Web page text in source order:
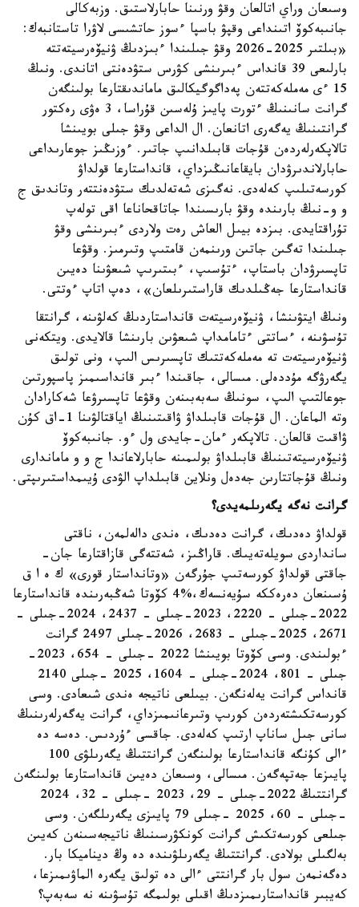
وسىعان وراي اتالعان وقۋ ورنىنا حابارلاستىق. وزبەكالى
جانىبەكوۆ اتىنداعى وقپۋ باسپا ءسوز حاتشىسى لاۋرا تاستانبەك:
«بىلتىر 2025-2026 وقۋ جىلىندا ءبىزدىڭ ۋنيۆەرسيتەتتە
بارلىعى 39 قانداس ءبىرىنشى كۋرس ستۋدەنتى اتاندى. ونىڭ
15 ءى مەملەكەتتەن پەداگوگيكالىق ماماندىقتارعا بولىنگەن
گرانت سانىنىڭ ءتورت پايىز ۇلەسىن قۇراسا، 3 ەۋى رەكتور
گرانتىنىڭ يەگەرى اتانعان. ال الداعى وقۋ جىلى بويىنشا
تالاپكەرلەردەن قۇجات قابىلدانىپ جاتىر. ءوزىڭىز جوعارىداعى
حابارلاندىرۋدان بايقاعانىڭىزداي، قانداستارعا قولداۋ
كورسەتىلىپ كەلەدى. نەگىزى شەتەلدىك ستۋدەنتتەر وتاندىق ج
و و-نىڭ بارىندە وقۋ بارىسىندا جاتاقحاناعا اقى تولەپ
تۇراقتايدى. بىزدە بيىل العاش رەت ولاردى ءبىرىنشى وقۋ
جىلىندا تەگىن جاتىن ورىنمەن قامتىپ وتىرمىز. وقۋعا
تاپسىرۋدان باستاپ، ءتۇسىپ، ءبىتىرىپ شىعۋىنا دەيىن
قانداستارعا جەڭىلدىك قاراستىرىلعان»، دەپ اتاپ ءوتتى.
ونىڭ ايتۋىنشا، ۋنيۆەرسيتەت قانداستاردىڭ كەلۋىنە، گرانتقا
تۇسۋىنە، ءساتتى ءتامامداپ شىعۋىن بارىنشا قالايدى. ويتكەنى
ۋنيۆەرسيتەت تە مەملەكەتتىك تاپسىرىس الىپ، ونى تولىق
يگەرۋگە مۇددەلى. مىسالى، جاقىندا ءبىر قانداسىمىز پاسپورتىن
جوعالتىپ الىپ، سونىڭ سەبەبىنەن وقۋعا تاپسىرۋعا شەكارادان
وتە الماعان. ال قۇجات قابىلداۋ ۋاقىتىنىڭ اياقتالۋىنا 1-اق كۇن
ۋاقىت قالعان. تالاپكەر ءمان-جايدى ول ءو. جانىبەكوۆ
ۋنيۆەرسيتەتىنىڭ قابىلداۋ بولىمىنە حابارلاعاندا ج و و ماماندارى
ونىڭ قۇجاتتارىن جەدەل ونلاين قابىلداپ الۋدى ۇيىمداستىرىپتى.
گرانت نەگە يگەرىلمەيدى؟
قولداۋ دەدىك، گرانت دەدىك، ەندى دالەلمەن، ناقتى
سانداردى سويلەتەيىك. قاراڭىز، شەتتەگى قازاقتارعا جان-
جاقتى قولداۋ كورسەتىپ جۇرگەن «وتانداستار قورى» ك ە ا ق
ۇسىنعان دەرەككە سۇيەنسەك،%4 كۆوتا شەڭبەرىندە قانداستارعا
2022-جىلى – 2220، 2023-جىلى – 2437، 2024-جىلى –
2671، 2025-جىلى – 2683، 2026-جىلى 2497 گرانت
ءبولىندى. وسى كۆوتا بويىنشا 2022 -جىلى – 654، 2023-
جىلى – 801، 2024-جىلى – 1604، 2025 -جىلى 2140
قانداس گرانت يەلەنگەن. بيىلعى ناتيجە ەندى شىعادى. وسى
كورسەتكىشتەردەن كورىپ وتىرعانىمىزداي، گرانت يەگەرلەرىنىڭ
سانى جىل ساناپ ارتىپ كەلەدى. جاقسى ءۇردىس. دەسە دە
ءالى كۇنگە قانداستارعا بولىنگەن گرانتتىڭ يگەرىلۋى 100
پايىزعا جەتپەگەن. مىسالى، وسىعان دەيىن قانداستارعا بولىنگەن
گرانتتىڭ 2022-جىلى – 29، 2023 -جىلى – 32، 2024
-جىلى – 60، 2025 -جىلى 79 پايىزى يگەرىلگەن. وسى
جىلعى كورسەتكىش گرانت كونكۋرسىنىڭ ناتيجەسىنەن كەيىن
بەلگىلى بولادى. گرانتتىڭ يگەرىلۋىندە دە وڭ ديناميكا بار.
دەگەنمەن سول بار گرانتتى ءالى دە تولىق يگەرە الماۋىمىزعا،
كەيبىر قانداستارىمىزدىڭ اقىلى بولىمگە تۇسۋىنە نە سەبەپ؟